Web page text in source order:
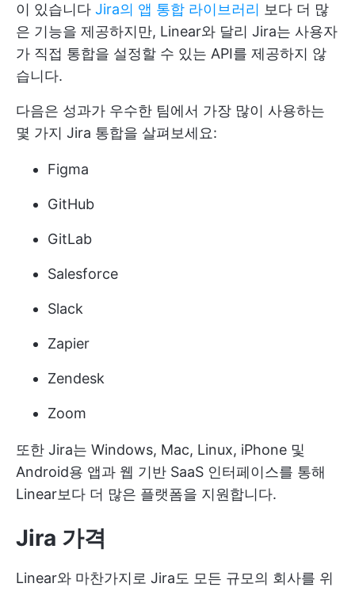
이 있습니다 Jira의 앱 통합 라이브러리 보다 더 많
은 기능을 제공하지만, Linear와 달리 Jira는 사용자
가 직접 통합을 설정할 수 있는 API를 제공하지 않
습니다.
다음은 성과가 우수한 팀에서 가장 많이 사용하는
몇 가지 Jira 통합을 살펴보세요:
Figma
GitHub
GitLab
Salesforce
Slack
Zapier
Zendesk
Zoom
또한 Jira는 Windows, Mac, Linux, iPhone 및
Android용 앱과 웹 기반 SaaS 인터페이스를 통해
Linear보다 더 많은 플랫폼을 지원합니다.
Jira 가격
Linear와 마찬가지로 Jira도 모든 규모의 회사를 위